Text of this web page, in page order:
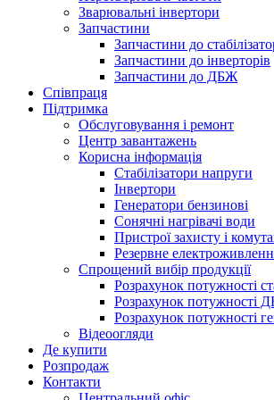
Зварювальні інвертори
Запчастини
Запчастини до
Запчастини до інверторів
Запчастини до ДБЖ
Співпраця
Підтримка
Обслуговування і ремонт
Центр завантажень
Корисна інформація
Стабілізатори напруги
Інвертори
Генератори бензинові
Сонячні нагрівачі води
Пристрої захисту і
Резервне
Спрощений вибір продукції
Розрахунок потужності
Розрахунок потужності
Розрахунок потужності
Відеоогляди
Де купити
Розпродаж
Контакти